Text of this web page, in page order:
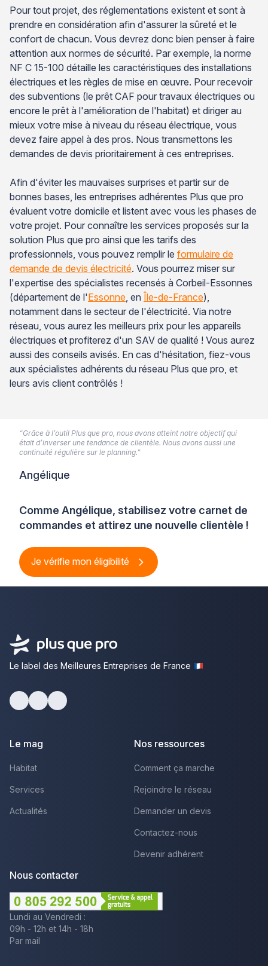
Pour tout projet, des réglementations existent et sont à
prendre en considération afin d'assurer la sûreté et le
confort de chacun. Vous devrez donc bien penser à faire
attention aux normes de sécurité. Par exemple, la norme
NF C 15-100 détaille les caractéristiques des installations
électriques et les règles de mise en œuvre. Pour recevoir
des subventions (le prêt CAF pour travaux électriques ou
encore le prêt à l'amélioration de l'habitat) et diriger au
mieux votre mise à niveau du réseau électrique, vous
devez faire appel à des pros. Nous transmettons les
demandes de devis prioritairement à ces entreprises.
Afin d'éviter les mauvaises surprises et partir sur de
bonnes bases, les entreprises adhérentes Plus que pro
évaluent votre domicile et listent avec vous les phases de
votre projet. Pour connaître les services proposés sur la
solution Plus que pro ainsi que les tarifs des
professionnels, vous pouvez remplir le formulaire de
demande de devis électricité. Vous pourrez miser sur
l'expertise des spécialistes recensés à Corbeil-Essonnes
(département de l'Essonne , en Île-de-France),
notamment dans le secteur de l'électricité. Via notre
réseau, vous aurez les meilleurs prix pour les appareils
électriques et profiterez d'un SAV de qualité ! Vous aurez
aussi des conseils avisés. En cas d'hésitation, fiez-vous
aux spécialistes adhérents du réseau Plus que pro, et
leurs avis client contrôlés !
Comme Angélique, stabilisez votre carnet de
commandes et attirez une nouvelle clientèle !
Je vérifie mon éligibilité
“Grâce à l’outil Plus que pro, nous avons atteint notre objectif qui
était d’inverser une tendance de clientèle. Nous avons aussi une
continuité régulière sur le planning.”
Angélique
Le label des Meilleures Entreprises de France
Le mag
Habitat
Services
Actualités
Nos ressources
Comment ça marche
Rejoindre le réseau
Demander un devis
Contactez-nous
Devenir adhérent
Nous contacter
Lundi au Vendredi :
09h - 12h et 14h - 18h
Par mail